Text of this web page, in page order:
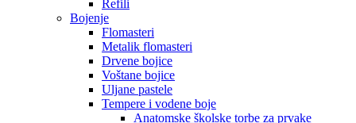
Refili
Bojenje
Flomasteri
Metalik flomasteri
Drvene bojice
Voštane bojice
Uljane pastele
Tempere i vodene boje
Anatomske školske torbe za prvake